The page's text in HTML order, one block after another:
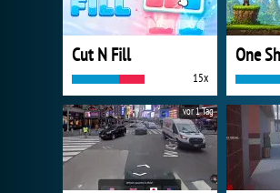
Cut N Fill
15x
vor 1 Tag